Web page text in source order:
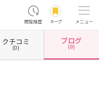
閲覧履歴 キープ メニュー
Correct婚活 カウンセラーブログ一覧
クチコミ
(0)
ブログ
(0)